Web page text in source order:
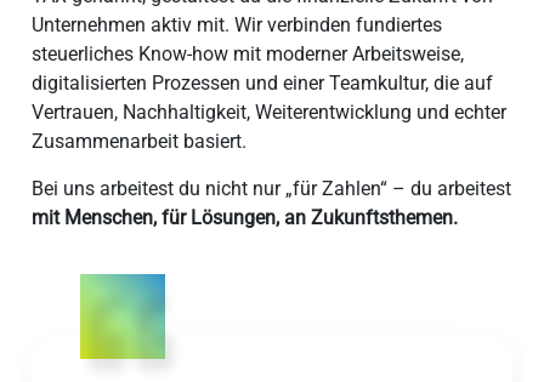
Unternehmen aktiv mit. Wir verbinden fundiertes
steuerliches Know-how mit moderner Arbeitsweise,
digitalisierten Prozessen und einer Teamkultur, die auf
Vertrauen, Nachhaltigkeit, Weiterentwicklung und echter
Zusammenarbeit basiert.
Bei uns arbeitest du nicht nur „für Zahlen“ – du arbeitest
mit Menschen, für Lösungen, an Zukunftsthemen.